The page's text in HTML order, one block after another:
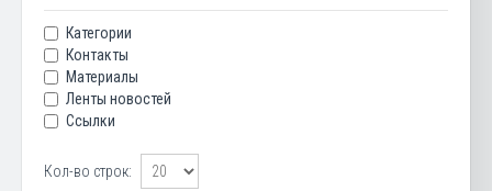
Категории
Контакты
Материалы
Ленты новостей
Ссылки
Кол-во строк: